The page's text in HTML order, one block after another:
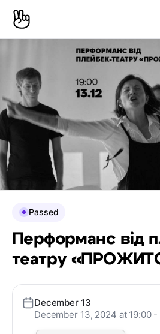
Passed
Перформанс від
театру
December 13
December 13, 2024 at 19:00